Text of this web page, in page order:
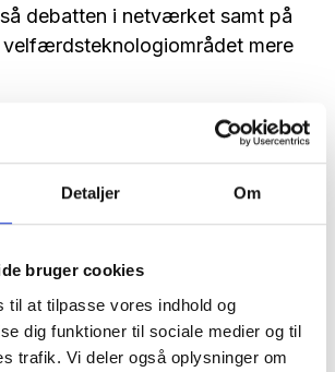
Detaljer Om
bruger cookies
til at tilpasse vores indhold og
dig funktioner til sociale medier og til
trafik. Vi deler også oplysninger om
debatten i netværket samt på
mere
også give kommunen mulighed
på området, hvor håbet er at
styrke måden at arbejde med
Kommune er vi altid på jagt efter
til nye og modne
velfærdsteknologiløsninger, som